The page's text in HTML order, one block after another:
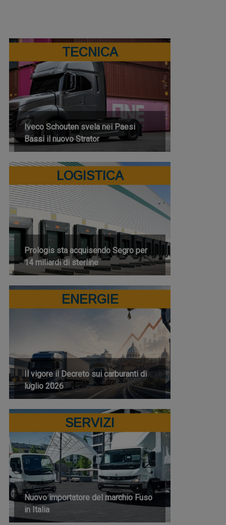
TECNICA
Iveco Schouten svela nei Paesi
Bassi il nuovo Strator
LOGISTICA
Prologis sta acquisendo Segro per
14 miliardi di sterline
ENERGIE
Il vigore il Decreto sui carburanti di
luglio 2026
SERVIZI
Nuovo importatore del marchio Fuso
in Italia